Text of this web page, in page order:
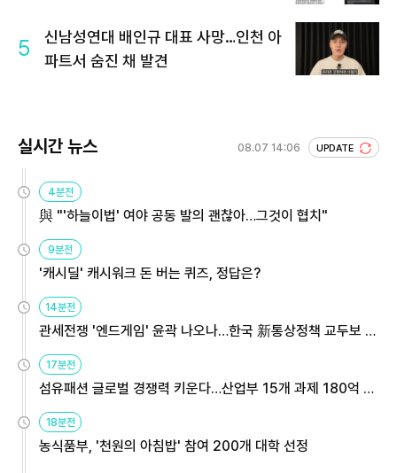
5
신남성연대 배인규 대표 사망…인천 아
파트서 숨진 채 발견
실시간 뉴스 08.07 14:06 UPDATE
4분전
與 "'하늘이법' 여야 공동 발의 괜찮아…그것이 협치"
9분전
'캐시딜' 캐시워크 돈 버는 퀴즈, 정답은?
14분전
관세전쟁 '엔드게임' 윤곽 나오나…한국 新통상정책 교두보 활
17분전
섬유패션 글로벌 경쟁력 키운다…산업부 15개 과제 180억 지
18분전
농식품부, '천원의 아침밥' 참여 200개 대학 선정